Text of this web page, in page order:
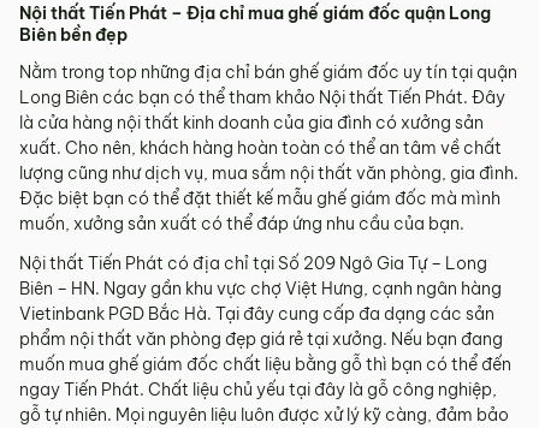
Nội thất Tiến Phát – Địa chỉ mua ghế giám đốc quận Long
Biên bền đẹp
Nằm trong top những địa chỉ bán ghế giám đốc uy tín tại quận
Long Biên các bạn có thể tham khảo Nội thất Tiến Phát. Đây
là cửa hàng nội thất kinh doanh của gia đình có xưởng sản
xuất. Cho nên, khách hàng hoàn toàn có thể an tâm về chất
lượng cũng như dịch vụ, mua sắm nội thất văn phòng, gia đình.
Đặc biệt bạn có thể đặt thiết kế mẫu ghế giám đốc mà mình
muốn, xưởng sản xuất có thể đáp ứng nhu cầu của bạn.
Nội thất Tiến Phát có địa chỉ tại Số 209 Ngô Gia Tự – Long
Biên – HN. Ngay gần khu vực chợ Việt Hưng, cạnh ngân hàng
Vietinbank PGD Bắc Hà. Tại đây cung cấp đa dạng các sản
phẩm nội thất văn phòng đẹp giá rẻ tại xưởng. Nếu bạn đang
muốn mua ghế giám đốc chất liệu bằng gỗ thì bạn có thể đến
ngay Tiến Phát. Chất liệu chủ yếu tại đây là gỗ công nghiệp,
gỗ tự nhiên. Mọi nguyên liệu luôn được xử lý kỹ càng, đảm bảo